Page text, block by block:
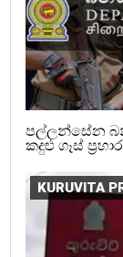
පල්ලන්සේන
කදුළු ගෑස් ප්‍රහාර
KURUVITA